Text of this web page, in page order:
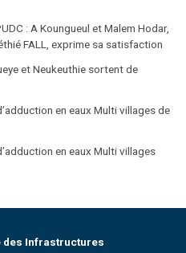
: A Koungueul et Malem Hodar,
FALL, exprime sa satisfaction
et Neukeuthie sortent de
en eaux Multi villages de
en eaux Multi villages
des Infrastructures